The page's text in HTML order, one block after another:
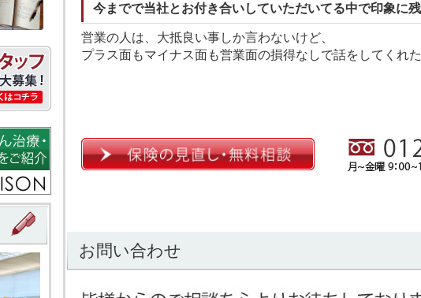
今までで当社とお付き合いしていただいてる中で印象に
営業の人は、大抵良い事しか言わないけど、
プラス面もマイナス面も営業面の損得なしで話をしてくれた
お問い合わせ